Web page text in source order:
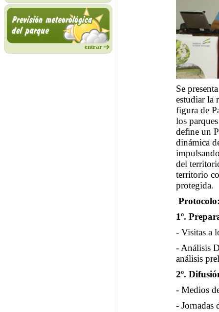
entrar
Se
estudiar la
figura de
los
define un
dinámica
del
territorio
protegida.
1º.
- Visitas a
- Análisis
análisis
2º.
- Medios
- Jornadas